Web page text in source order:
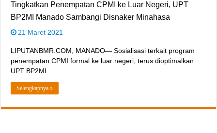
Tingkatkan Penempatan CPMI ke Luar Negeri, UPT
BP2MI Manado Sambangi Disnaker Minahasa
21 Maret 2021
LIPUTANBMR.COM, MANADO— Sosialisasi terkait program
penempatan CPMI formal ke luar negeri, terus dioptimalkan
UPT BP2MI …
Selengkapnya »